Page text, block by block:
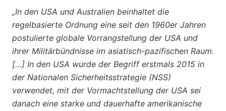
„In den USA und Australien beinhaltet die
regelbasierte Ordnung eine seit den 1960er Jahren
postulierte globale Vorrangstellung der USA und
ihrer Militärbündnisse im asiatisch-pazifischen Raum.
[…] In den USA wurde der Begriff erstmals 2015 in
der Nationalen Sicherheitsstrategie (NSS)
verwendet, mit der Vormachtstellung der USA sei
danach eine starke und dauerhafte amerikanische